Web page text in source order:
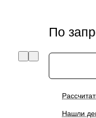
По
Нашли